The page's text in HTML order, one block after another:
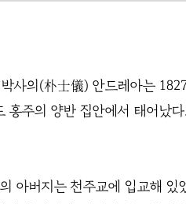
박사의(朴士儀) 안드레아는
주의 양반 집안에서 태어났다.
아버지는 천주교에 입교해 있